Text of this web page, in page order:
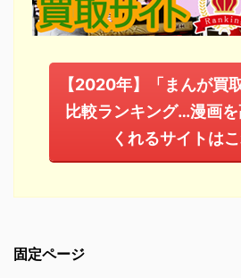
【2020年】「まんが買
比較ランキング…漫画
くれるサイトはこ
固定ページ